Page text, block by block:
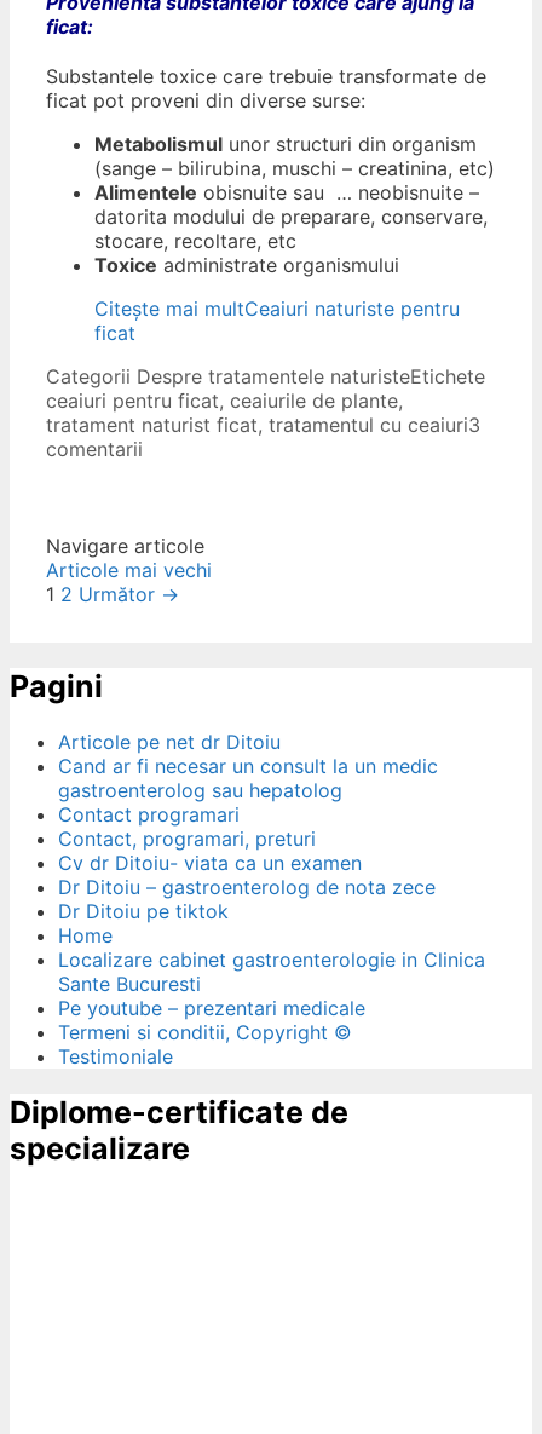
ficat:
Substantele toxice care trebuie transformate de
ficat pot proveni din diverse surse:
Metabolismul unor structuri din organism
(sange – bilirubina, muschi – creatinina, etc)
Alimentele obisnuite sau … neobisnuite –
datorita modului de preparare, conservare,
stocare, recoltare, etc
Toxice administrate organismului
Citește mai multCeaiuri naturiste pentru
ficat
Categorii Despre tratamentele naturisteEtichete
ceaiuri pentru ficat, ceaiurile de plante,
tratament naturist ficat, tratamentul cu ceaiuri3
comentarii
Navigare articole
Articole mai vechi
1 2 Următor →
Pagini
Articole pe net dr Ditoiu
Cand ar fi necesar un consult la un medic
gastroenterolog sau hepatolog
Contact programari
Contact, programari, preturi
Cv dr Ditoiu- viata ca un examen
Dr Ditoiu – gastroenterolog de nota zece
Dr Ditoiu pe tiktok
Home
Localizare cabinet gastroenterologie in Clinica
Sante Bucuresti
Pe youtube – prezentari medicale
Termeni si conditii, Copyright ©
Testimoniale
Diplome-certificate de
specializare